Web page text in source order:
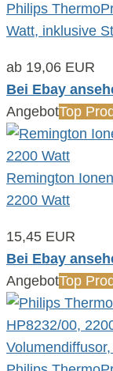
Philips
Watt, inklusive
ab 19,06 EUR
Bei Ebay
AngebotTop
Remington
2200 Watt
15,45 EUR
Bei Ebay
AngebotTop